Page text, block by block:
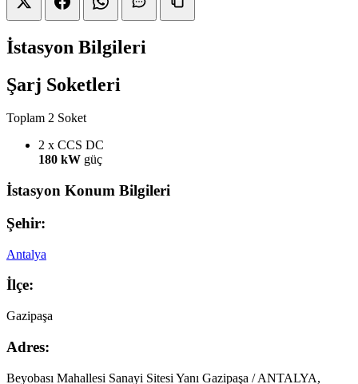
İstasyon Bilgileri
Şarj Soketleri
Toplam 2 Soket
2 x CCS DC
180 kW güç
İstasyon Konum Bilgileri
Şehir:
Antalya
İlçe:
Gazipaşa
Adres:
Beyobası Mahallesi Sanayi Sitesi Yanı Gazipaşa / ANTALYA,